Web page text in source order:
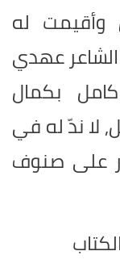
وأقيمت له
الشاعر عهدي
بكمال
لا ندّ له في
على صنوف